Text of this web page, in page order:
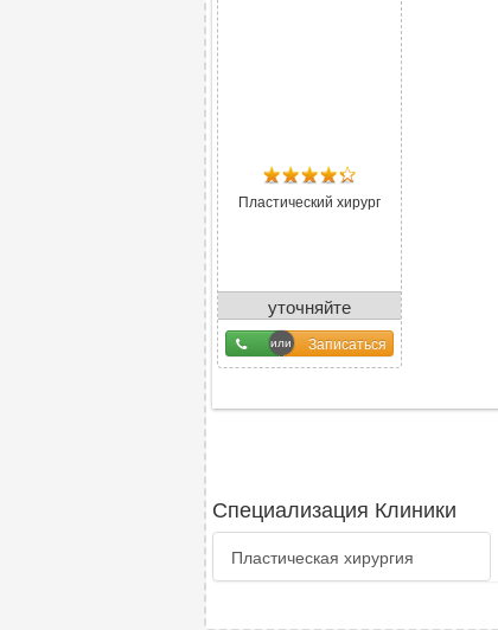
Пластический хирург
уточняйте
у оператора
Записаться
Специализация Клиники
Пластическая хирургия